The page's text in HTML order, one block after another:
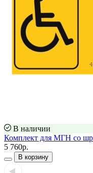
В наличии
Комплект для МГН со
5 760р.
В корзину